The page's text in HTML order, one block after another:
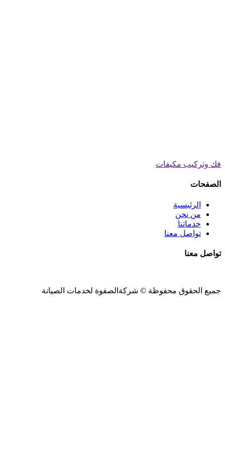
فك وتركيب مكيفات
الصفحات
الرئيسية
من نحن
خدماتنا
تواصل معنا
تواصل معنا
جميع الحقوق محفوظة © شركةالصفوة لخدمات الصيانة